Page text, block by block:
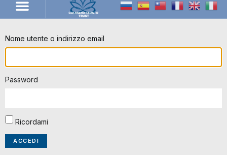
Nome utente o indirizzo email
Password
Ricordami
ACCEDI